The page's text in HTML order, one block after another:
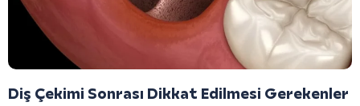
Diş Çekimi Sonrası Dikkat Edilmesi Gerekenler